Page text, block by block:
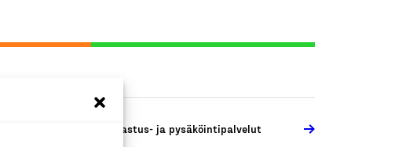
Ajoneuvojen katsastus- ja pysäköintipalvelut